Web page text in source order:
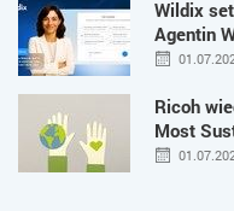
Wildix
Agentin
Ricoh
Most